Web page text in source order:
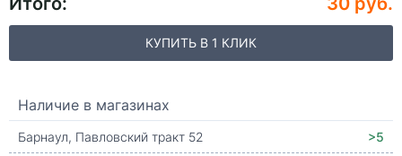
КУПИТЬ В 1 КЛИК
Наличие в магазинах
Барнаул, Павловский тракт 52
>5